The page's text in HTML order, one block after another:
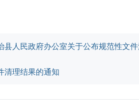
县人民政府办公室关于公布规范性文
清理结果的通知